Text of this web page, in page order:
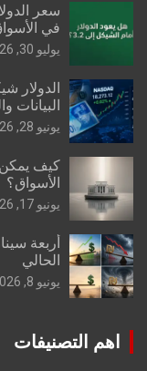
سعر
في
يوليو 30, 2026
الدولار
البيانات
يونيو 28, 2026
كيف يمكن
الأسواق؟
يونيو 17, 2026
أربعة
الحالي
يونيو 8, 2026
اهم التصنيفات